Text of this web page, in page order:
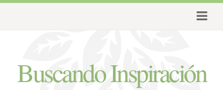
Buscando Inspiración